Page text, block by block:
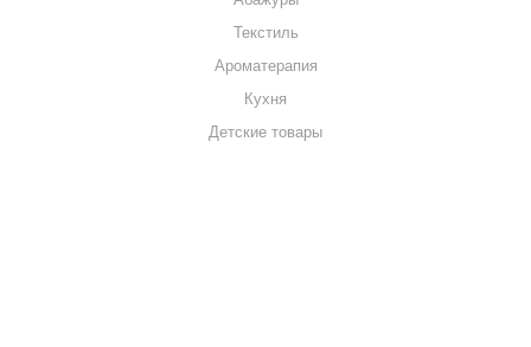
Текстиль
Ароматерапия
Кухня
Детские товары